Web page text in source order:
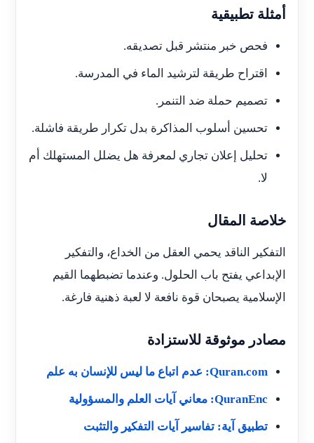
أمثلة تطبيقية
فحص خبر منتشر قبل تصديقه.
اقتراح طريقة لترشيد الماء في المدرسة.
تصميم حملة ضد التنمر.
تحسين أسلوب المذاكرة بدل تكرار طريقة فاشلة.
تحليل إعلان تجاري لمعرفة هل يضلل المستهلك أم
لا.
خلاصة المقال
التفكير الناقد يحمي العقل من الخداع، والتفكير
الإبداعي يفتح باب الحلول. وعندما تضبطهما القيم
الإسلامية يصبحان قوة نافعة لا لعبة ذهنية فارغة.
مصادر موثوقة للاستزادة
Quran.com: عدم اتباع ما ليس للإنسان به علم
QuranEnc: معاني آيات العلم والمسؤولية
تطبيق آية: تفاسير آيات التفكير والتثبت